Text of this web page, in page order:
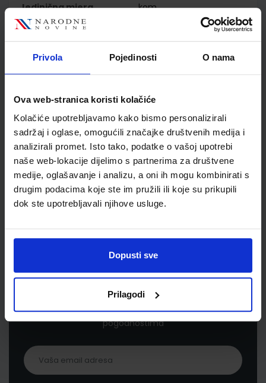
Privola Pojedinosti O nama
Ova web-stranica koristi kolačiće
Kolačiće upotrebljavamo kako bismo personalizirali
sadržaj i oglase, omogućili značajke društvenih medija i
analizirali promet. Isto tako, podatke o vašoj upotrebi
naše web-lokacije dijelimo s partnerima za društvene
medije, oglašavanje i analizu, a oni ih mogu kombinirati s
drugim podacima koje ste im pružili ili koje su prikupili
dok ste upotrebljavali njihove usluge.
Dopusti sve
Prilagodi
Jedinična mjera
kom
Nakladnik
ŠKOLSKA KNJIGA d.d.
Autor
Vedran Habel
Školski razred
10 1.RAZRED SŠ
Vrsta školske knjige
Nastavni predmet
STRUKOVNE ŠKOLE
Reg br min
8261
Newsletter prijava
Prijavite se kako bi primali informacije o novim
proizvodima i uslugama, akcijama i drugim
pogodnostima